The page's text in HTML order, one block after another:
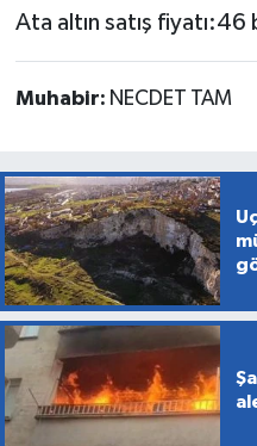
Ata altın satış
Muhabir: NECDET TAM